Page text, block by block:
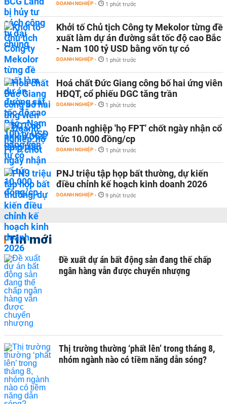
DOANH NGHIỆP - 1 phút trước
Khởi tố Chủ tịch Công ty Mekolor từng đề
xuất làm dự án đường sắt tốc độ cao Bắc
- Nam 100 tỷ USD bằng vốn tự có
DOANH NGHIỆP - 1 phút trước
Hoá chất Đức Giang công bố hai ứng viên
HĐQT, cổ phiếu DGC tăng trần
DOANH NGHIỆP - 1 phút trước
Doanh nghiệp 'họ FPT' chốt ngày nhận cổ
tức 10.000 đồng/cp
DOANH NGHIỆP - 1 phút trước
PNJ triệu tập họp bất thường, dự kiến
điều chỉnh kế hoạch kinh doanh 2026
DOANH NGHIỆP - 9 phút trước
Tin mới
Đề xuất dự án bất động sản đang thế chấp
ngân hàng vẫn được chuyển nhượng
Thị trường thường ‘phất lên’ trong tháng 8,
nhóm ngành nào có tiềm năng dẫn sóng?